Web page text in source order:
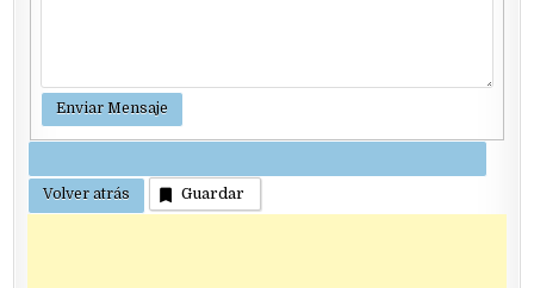
Guardar